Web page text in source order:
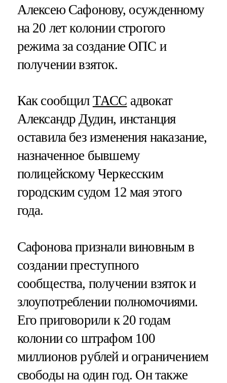
Алексею Сафонову, осужденному
на 20 лет колонии строгого
режима за создание ОПС и
получении взяток.
Как сообщил ТАСС адвокат
Александр Дудин, инстанция
оставила без изменения наказание,
назначенное бывшему
полицейскому Черкесским
городским судом 12 мая этого
года.
Сафонова признали виновным в
создании преступного
сообщества, получении взяток и
злоупотреблении полномочиями.
Его приговорили к 20 годам
колонии со штрафом 100
миллионов рублей и ограничением
свободы на один год. Он также